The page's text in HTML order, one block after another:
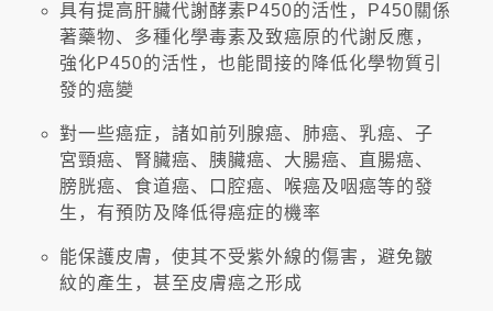
具有提高肝臟代謝酵素P450的活性，P450關係
著藥物、多種化學毒素及致癌原的代謝反應，
強化P450的活性，也能間接的降低化學物質引
發的癌變
對一些癌症，諸如前列腺癌、肺癌、乳癌、子
宮頸癌、腎臟癌、胰臟癌、大腸癌、直腸癌、
膀胱癌、食道癌、口腔癌、喉癌及咽癌等的發
生，有預防及降低得癌症的機率
能保護皮膚，使其不受紫外線的傷害，避免皺
紋的產生，甚至皮膚癌之形成